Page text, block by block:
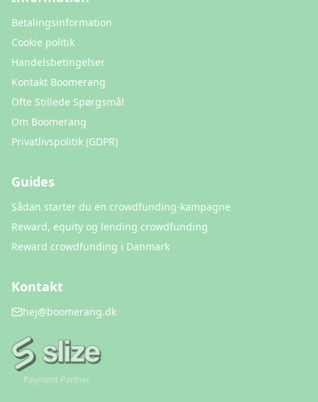
Betalingsinformation
Cookie politik
Handelsbetingelser
Kontakt Boomerang
Ofte Stillede Spørgsmål
Om Boomerang
Privatlivspolitik (GDPR)
Guides
Sådan starter du en crowdfunding-kampagne
Reward, equity og lending crowdfunding
Reward crowdfunding i Danmark
Kontakt
hej@boomerang.dk
Payment Partner